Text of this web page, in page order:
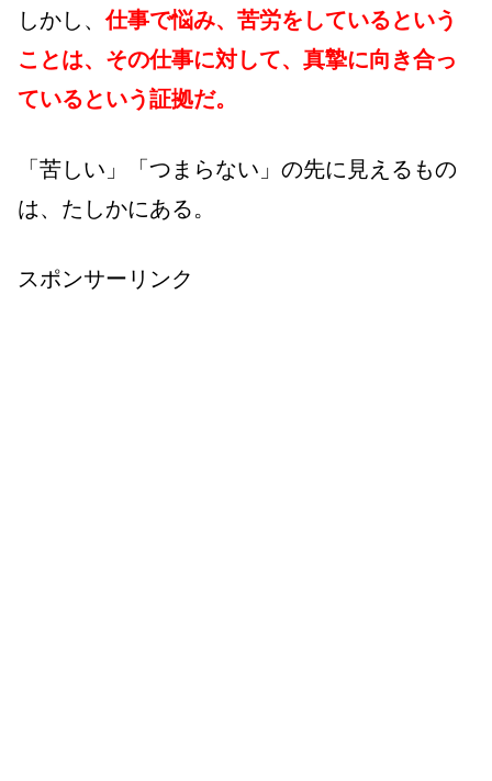
しかし、仕事で悩み、苦労をしているという
ことは、その仕事に対して、真摯に向き合っ
ているという証拠だ。
「苦しい」「つまらない」の先に見えるもの
は、たしかにある。
スポンサーリンク